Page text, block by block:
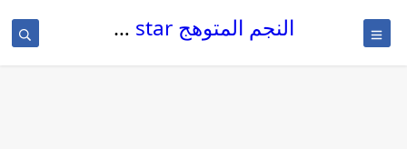
النجم المتوهج The glowing star